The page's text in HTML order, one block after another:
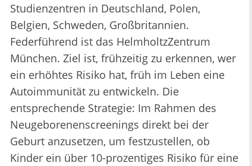
Studienzentren in Deutschland, Polen,
Belgien, Schweden, Großbritannien.
Federführend ist das HelmholtzZentrum
München. Ziel ist, frühzeitig zu erkennen, wer
ein erhöhtes Risiko hat, früh im Leben eine
Autoimmunität zu entwickeln. Die
entsprechende Strategie: Im Rahmen des
Neugeborenenscreenings direkt bei der
Geburt anzusetzen, um festzustellen, ob
Kinder ein über 10-prozentiges Risiko für eine